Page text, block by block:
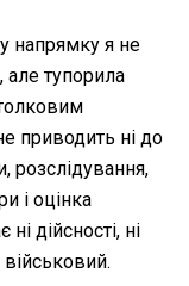
напрямку я не
але тупорила
приводить ні до
розслідування,
і оцінка
дійсності, ні